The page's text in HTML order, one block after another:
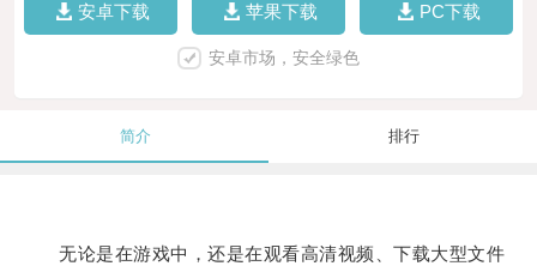
安卓下载 苹果下载 PC下载
安卓市场，安全绿色
简介 排行
无论是在游戏中，还是在观看高清视频、下载大型文件